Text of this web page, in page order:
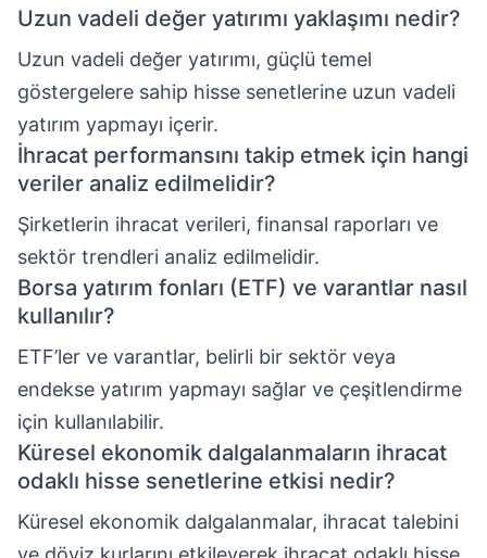
Uzun vadeli değer yatırımı yaklaşımı nedir?
Uzun vadeli değer yatırımı, güçlü temel
göstergelere sahip hisse senetlerine uzun vadeli
yatırım yapmayı içerir.
İhracat performansını takip etmek için hangi
veriler analiz edilmelidir?
Şirketlerin ihracat verileri, finansal raporları ve
sektör trendleri analiz edilmelidir.
Borsa yatırım fonları (ETF) ve varantlar nasıl
kullanılır?
ETF’ler ve varantlar, belirli bir sektör veya
endekse yatırım yapmayı sağlar ve çeşitlendirme
için kullanılabilir.
Küresel ekonomik dalgalanmaların ihracat
odaklı hisse senetlerine etkisi nedir?
Küresel ekonomik dalgalanmalar, ihracat talebini